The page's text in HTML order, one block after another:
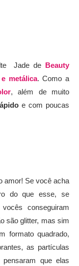
Jade de Beauty
metálica. Como a
, além de muito
e com poucas
amor! Se você acha
do que esse, se
conseguiram
são glitter, mas sim
formato quadrado,
as partículas
que elas